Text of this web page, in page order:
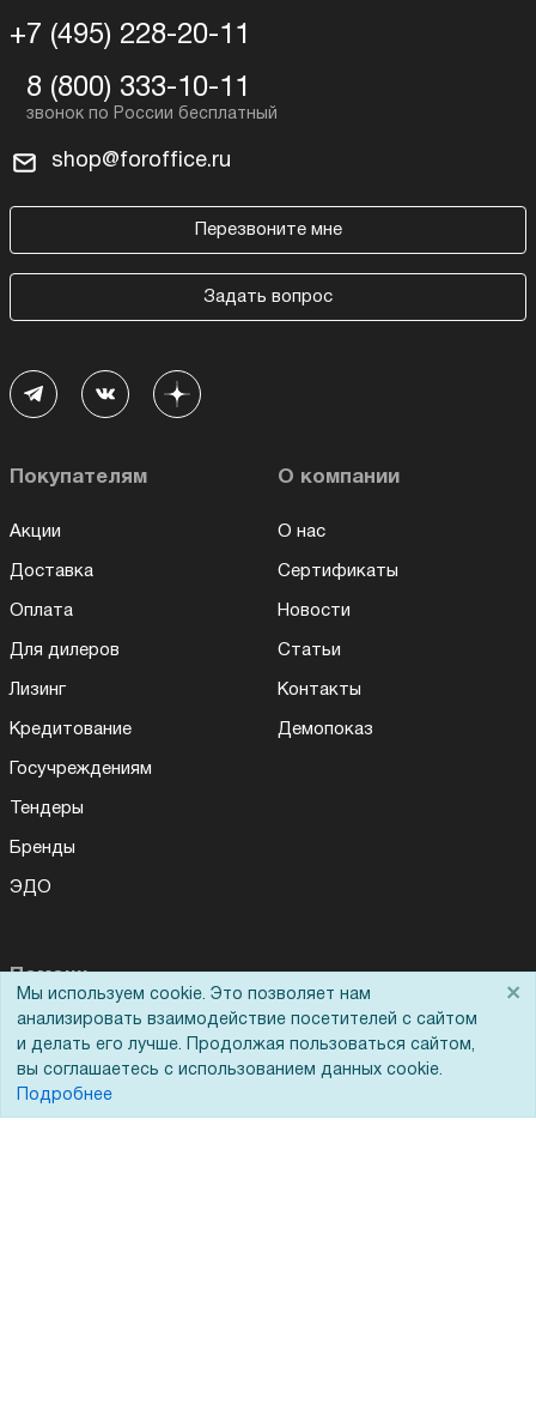
+7 (495) 228-20-11
8 (800) 333-10-11
shop@foroffice.ru
Перезвоните мне
Задать вопрос
Покупателям
Акции
Доставка
Оплата
Для дилеров
Лизинг
Кредитование
Госучреждениям
Тендеры
Бренды
ЭДО
О компании
О нас
Сертификаты
Новости
Статьи
Контакты
Демопоказ
Помощь
Вопрос-ответ
Реквизиты
Гарантии и возврат
Мы используем cookie. Это позволяет нам
анализировать взаимодействие посетителей с сайтом
и делать его лучше. Продолжая пользоваться сайтом,
вы соглашаетесь с использованием данных cookie.
Подробнее
×